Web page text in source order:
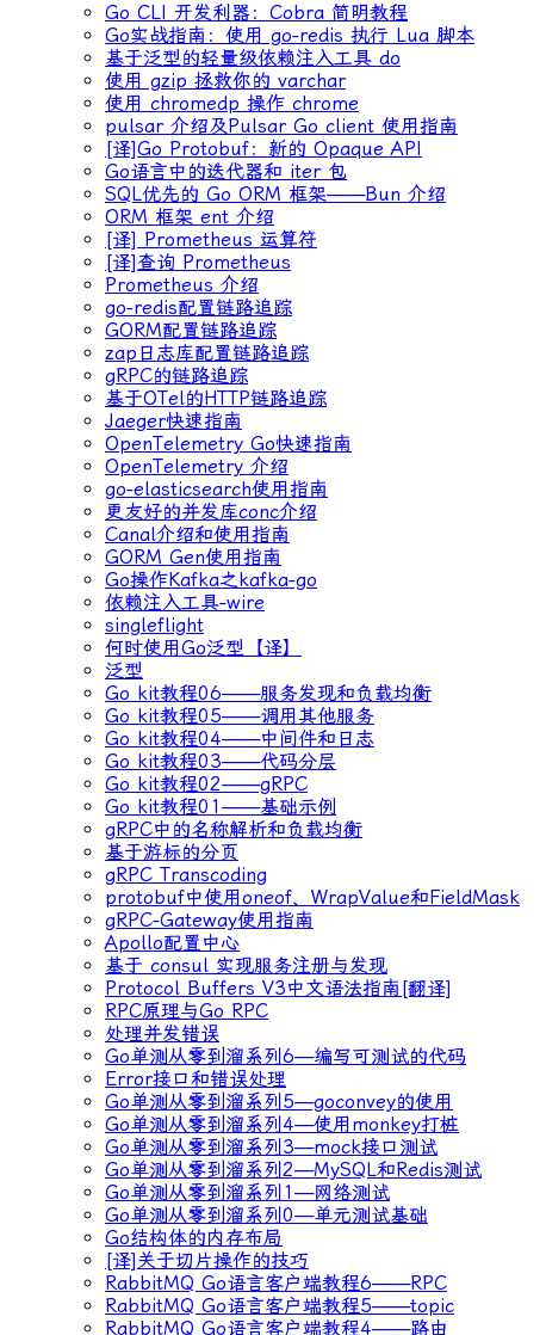
Go CLI 开发利器：Cobra 简明教程
Go实战指南：使用 go-redis 执行 Lua 脚本
基于泛型的轻量级依赖注入工具 do
使用 gzip 拯救你的 varchar
使用 chromedp 操作 chrome
pulsar 介绍及Pulsar Go client 使用指南
[译]Go Protobuf：新的 Opaque API
Go语言中的迭代器和 iter 包
SQL优先的 Go ORM 框架——Bun 介绍
ORM 框架 ent 介绍
[译] Prometheus 运算符
[译]查询 Prometheus
Prometheus 介绍
go-redis配置链路追踪
GORM配置链路追踪
zap日志库配置链路追踪
gRPC的链路追踪
基于OTel的HTTP链路追踪
Jaeger快速指南
OpenTelemetry Go快速指南
OpenTelemetry 介绍
go-elasticsearch使用指南
更友好的并发库conc介绍
Canal介绍和使用指南
GORM Gen使用指南
Go操作Kafka之kafka-go
依赖注入工具-wire
singleflight
何时使用Go泛型【译】
泛型
Go kit教程06——服务发现和负载均衡
Go kit教程05——调用其他服务
Go kit教程04——中间件和日志
Go kit教程03——代码分层
Go kit教程02——gRPC
Go kit教程01——基础示例
gRPC中的名称解析和负载均衡
基于游标的分页
gRPC Transcoding
protobuf中使用oneof、WrapValue和FieldMask
gRPC-Gateway使用指南
Apollo配置中心
基于 consul 实现服务注册与发现
Protocol Buffers V3中文语法指南[翻译]
RPC原理与Go RPC
处理并发错误
Go单测从零到溜系列6—编写可测试的代码
Error接口和错误处理
Go单测从零到溜系列5—goconvey的使用
Go单测从零到溜系列4—使用monkey打桩
Go单测从零到溜系列3—mock接口测试
Go单测从零到溜系列2—MySQL和Redis测试
Go单测从零到溜系列1—网络测试
Go单测从零到溜系列0—单元测试基础
Go结构体的内存布局
[译]关于切片操作的技巧
RabbitMQ Go语言客户端教程6——RPC
RabbitMQ Go语言客户端教程5——topic
RabbitMQ Go语言客户端教程4——路由